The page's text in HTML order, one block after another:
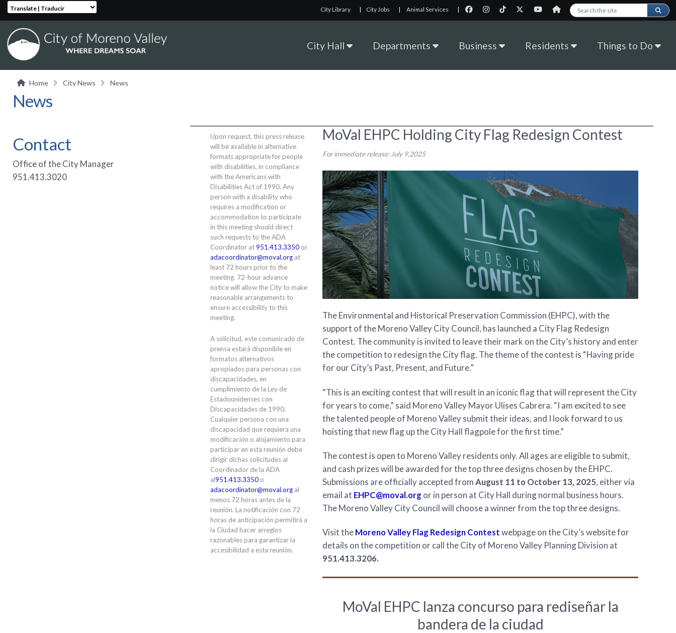
Translate | Traducir
Search this site
City Library | City Jobs | Animal Services |
City Hall Departments Business Residents Things to Do
Home City News News
News
MoVal EHPC Holding City Flag Redesign Contest
For immediate release: July 9,2025
The Environmental and Historical Preservation Commission (EHPC), with the
support of the Moreno Valley City Council, has launched a City Flag Redesign
Contest. The community is invited to leave their mark on the City’s history and enter
the competition to redesign the City flag. The theme of the contest is “Having pride
for our City’s Past, Present, and Future.”
“This is an exciting contest that will result in an iconic flag that will represent the City
for years to come,” said Moreno Valley Mayor Ulises Cabrera. “I am excited to see
the talented people of Moreno Valley submit their ideas, and I look forward to us
hoisting that new flag up the City Hall flagpole for the first time.”
The contest is open to Moreno Valley residents only. All ages are eligible to submit,
and cash prizes will be awarded for the top three designs chosen by the EHPC.
Submissions are officially accepted fromAugust 11 to October 13, 2025, either via
email at EHPC@moval.org or in person at City Hall during normal business hours.
The Moreno Valley City Council will choose a winner from the top three designs.
Visit theMoreno Valley Flag Redesign Contestwebpage on the City’s website for
details on the competition or call the City of Moreno Valley Planning Division at
951.413.3206.
MoVal EHPC lanza concurso para rediseñar la
bandera de la ciudad
Upon request, this press release
will be available in alternative
formats appropriate for people
with disabilities, in compliance
with the Americans with
Disabilities Act of 1990. Any
person with a disability who
requires a modification or
accommodation to participate
in this meeting should direct
such requests to the ADA
Coordinator at951.413.3350or
adacoordinator@moval.orgat
least 72 hours prior to the
meeting. 72-hour advance
notice will allow the City to make
reasonable arrangements to
ensure accessibility to this
meeting.
A solicitud, este comunicado de
prensa estará disponible en
formatos alternativos
apropiados para personas con
discapacidades, en
cumplimiento de la Ley de
Estadounidenses con
Discapacidades de 1990.
Cualquier persona con una
discapacidad que requiera una
modificación o alojamiento para
participar en esta reunión debe
dirigir dichas solicitudes al
Coordinador de la ADA
al951.413.3350o
adacoordinator@moval.orgal
menos 72 horas antes de la
reunión. La notificación con 72
horas de anticipación permitirá a
la Ciudad hacer arreglos
razonables para garantizar la
accesibilidad a esta reunión.
Contact
Office of the City Manager
951.413.3020